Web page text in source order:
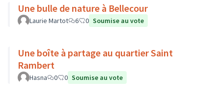
Une bulle de nature à Bellecour
Laurie Martot 6 0 Soumise au vote
Une boîte à partage au quartier Saint
Rambert
Hasna 0 0 Soumise au vote